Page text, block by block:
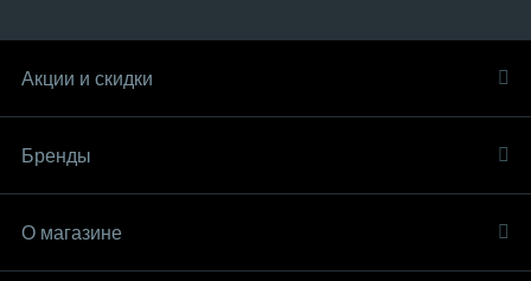
Акции и скидки
Бренды
О магазине